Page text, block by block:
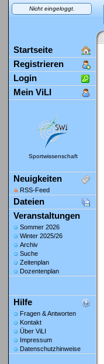
Nicht eingeloggt.
Startseite
Registrieren
Login
Mein ViLI
Sportwissenschaft
Neuigkeiten
RSS-Feed
Dateien
Veranstaltungen
Sommer 2026
Winter 2025/26
Archiv
Suche
Zeitenplan
Dozentenplan
Hilfe
Fragen & Antworten
Kontakt
Über ViLI
Impressum
Datenschutzhinweise